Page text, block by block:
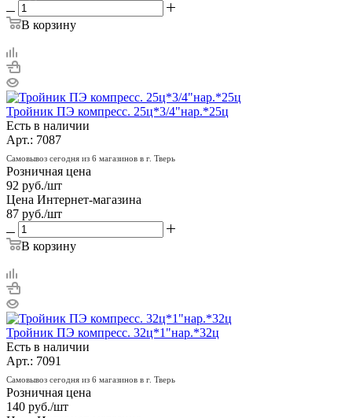
В корзину
Тройник ПЭ компресс. 25ц*3/4"нар.*25ц
Есть в наличии
Арт.: 7087
Самовывоз сегодня из 6 магазинов в г. Тверь
Розничная цена
92 руб./шт
Цена Интернет-магазина
87 руб./шт
В корзину
Тройник ПЭ компресс. 32ц*1"нар.*32ц
Есть в наличии
Арт.: 7091
Самовывоз сегодня из 6 магазинов в г. Тверь
Розничная цена
140 руб./шт